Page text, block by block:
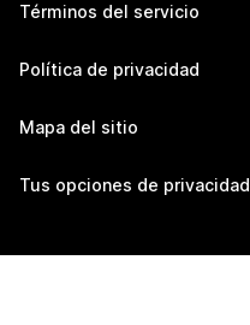
Términos del servicio
Política de privacidad
Mapa del sitio
Tus opciones de privacidad